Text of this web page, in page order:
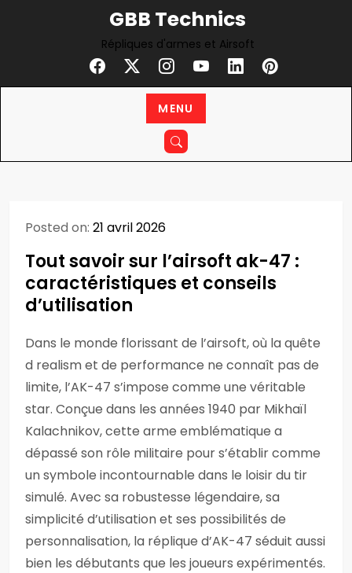
GBB Technics
Répliques d'armes et Airsoft
MENU
Posted on: 21 avril 2026
Tout savoir sur l’airsoft ak-47 :
caractéristiques et conseils
d’utilisation
Dans le monde florissant de l’airsoft, où la quête
d realism et de performance ne connaît pas de
limite, l’AK-47 s’impose comme une véritable
star. Conçue dans les années 1940 par Mikhaïl
Kalachnikov, cette arme emblématique a
dépassé son rôle militaire pour s’établir comme
un symbole incontournable dans le loisir du tir
simulé. Avec sa robustesse légendaire, sa
simplicité d’utilisation et ses possibilités de
personnalisation, la réplique d’AK-47 séduit aussi
bien les débutants que les joueurs expérimentés.